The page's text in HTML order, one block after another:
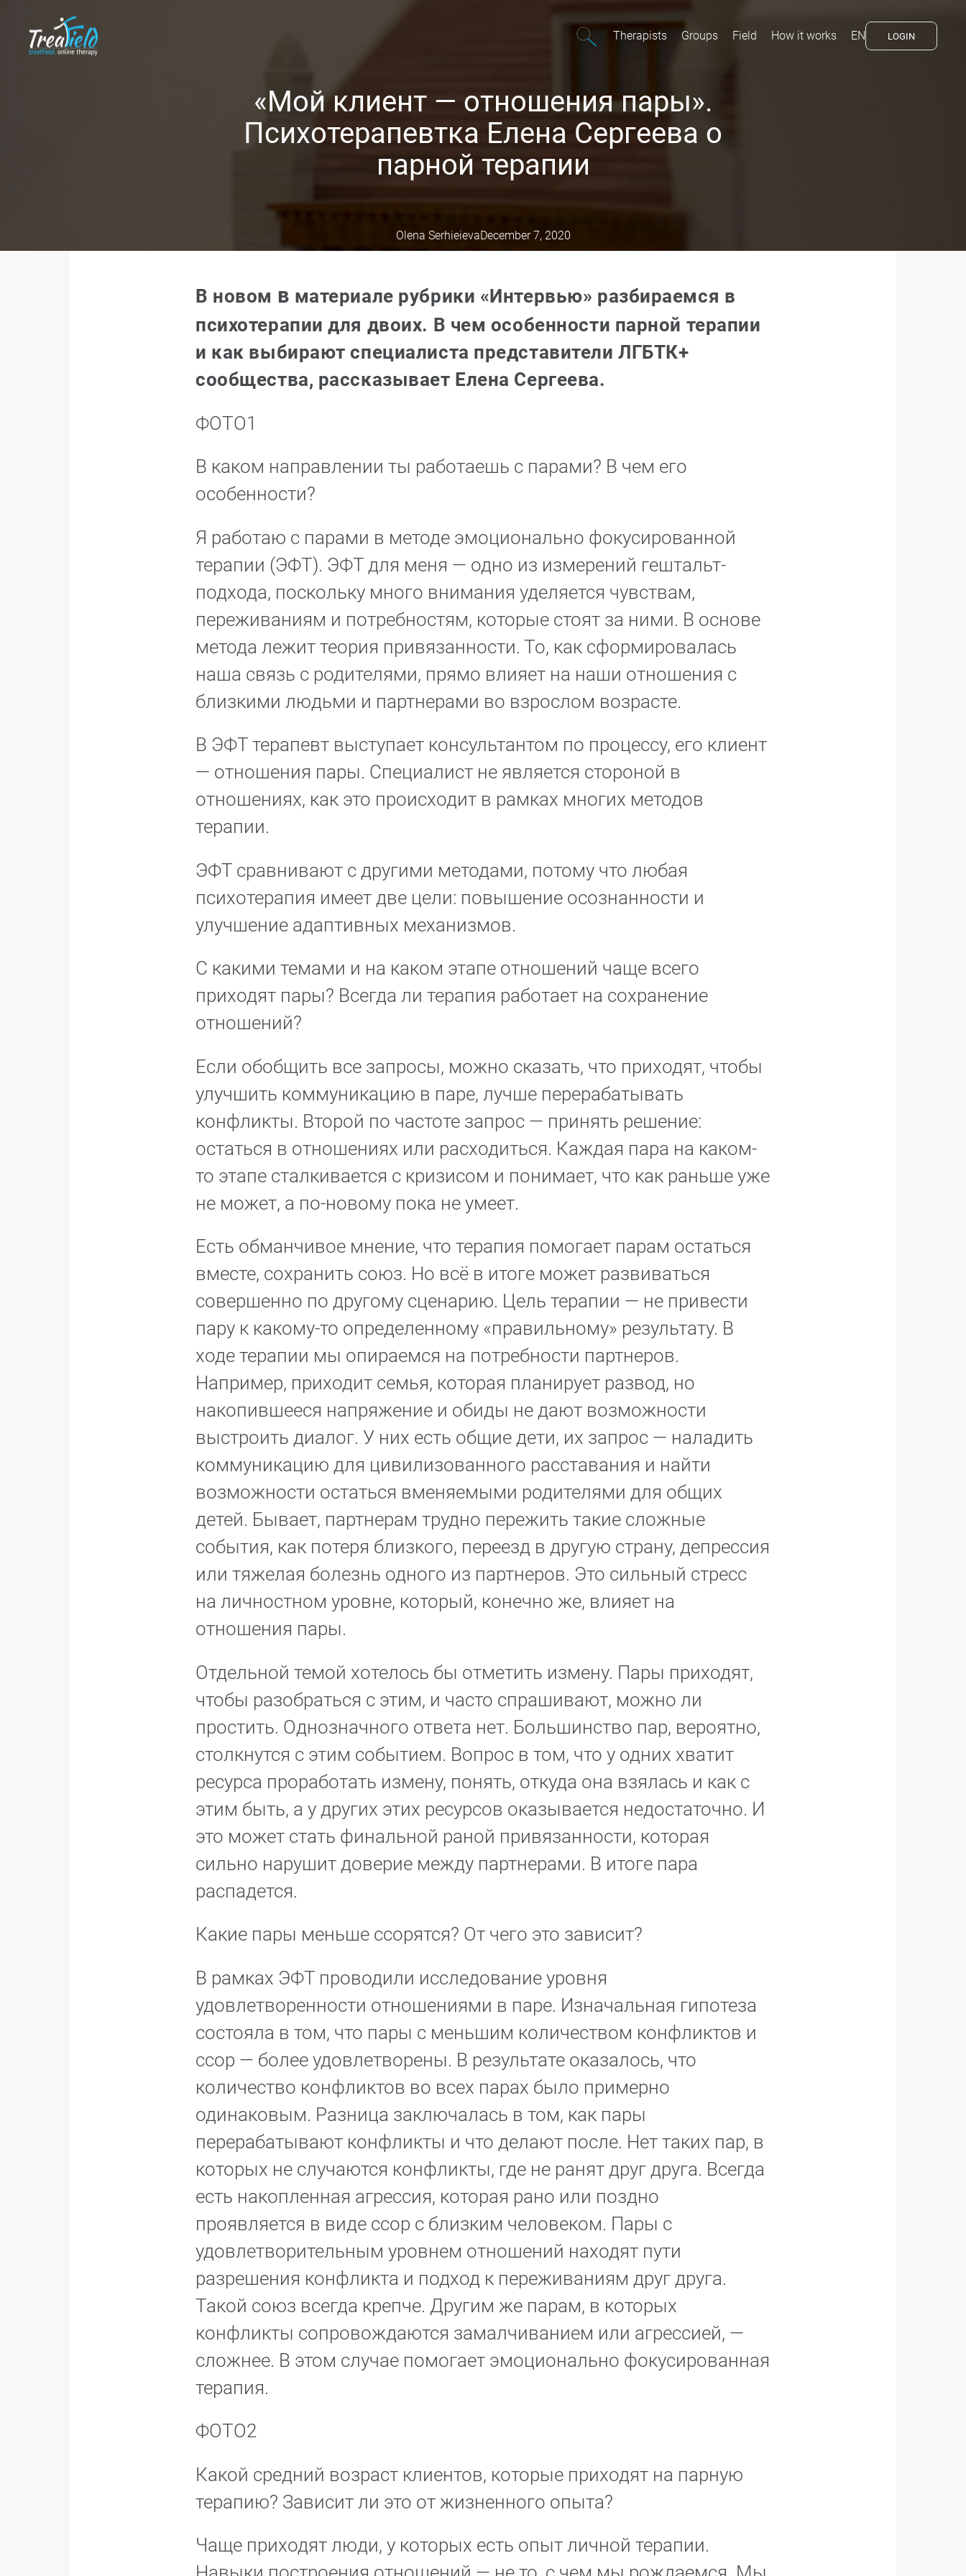
Therapists Groups Field How it works EN LOGIN
«Мой клиент — отношения пары».
Психотерапевтка Елена Сергеева о
парной терапии
Olena SerhieievaDecember 7, 2020
В новом в материале рубрики «Интервью» разбираемся в
психотерапии для двоих. В чем особенности парной терапии
и как выбирают специалиста представители ЛГБТК+
сообщества, рассказывает Елена Сергеева.
ФОТО1
В каком направлении ты работаешь с парами? В чем его
особенности?
Я работаю с парами в методе эмоционально фокусированной
терапии (ЭФТ). ЭФТ для меня — одно из измерений гештальт-
подхода, поскольку много внимания уделяется чувствам,
переживаниям и потребностям, которые стоят за ними. В основе
метода лежит теория привязанности. То, как сформировалась
наша связь с родителями, прямо влияет на наши отношения с
близкими людьми и партнерами во взрослом возрасте.
В ЭФТ терапевт выступает консультантом по процессу, его клиент
— отношения пары. Специалист не является стороной в
отношениях, как это происходит в рамках многих методов
терапии.
ЭФТ сравнивают с другими методами, потому что любая
психотерапия имеет две цели: повышение осознанности и
улучшение адаптивных механизмов.
С какими темами и на каком этапе отношений чаще всего
приходят пары? Всегда ли терапия работает на сохранение
отношений?
Если обобщить все запросы, можно сказать, что приходят, чтобы
улучшить коммуникацию в паре, лучше перерабатывать
конфликты. Второй по частоте запрос — принять решение:
остаться в отношениях или расходиться. Каждая пара на каком-
то этапе сталкивается с кризисом и понимает, что как раньше уже
не может, а по-новому пока не умеет.
Есть обманчивое мнение, что терапия помогает парам остаться
вместе, сохранить союз. Но всё в итоге может развиваться
совершенно по другому сценарию. Цель терапии — не привести
пару к какому-то определенному «правильному» результату. В
ходе терапии мы опираемся на потребности партнеров.
Например, приходит семья, которая планирует развод, но
накопившееся напряжение и обиды не дают возможности
выстроить диалог. У них есть общие дети, их запрос — наладить
коммуникацию для цивилизованного расставания и найти
возможности остаться вменяемыми родителями для общих
детей. Бывает, партнерам трудно пережить такие сложные
события, как потеря близкого, переезд в другую страну, депрессия
или тяжелая болезнь одного из партнеров. Это сильный стресс
на личностном уровне, который, конечно же, влияет на
отношения пары.
Отдельной темой хотелось бы отметить измену. Пары приходят,
чтобы разобраться с этим, и часто спрашивают, можно ли
простить. Однозначного ответа нет. Большинство пар, вероятно,
столкнутся с этим событием. Вопрос в том, что у одних хватит
ресурса проработать измену, понять, откуда она взялась и как с
этим быть, а у других этих ресурсов оказывается недостаточно. И
это может стать финальной раной привязанности, которая
сильно нарушит доверие между партнерами. В итоге пара
распадется.
Какие пары меньше ссорятся? От чего это зависит?
В рамках ЭФТ проводили исследование уровня
удовлетворенности отношениями в паре. Изначальная гипотеза
состояла в том, что пары с меньшим количеством конфликтов и
ссор — более удовлетворены. В результате оказалось, что
количество конфликтов во всех парах было примерно
одинаковым. Разница заключалась в том, как пары
перерабатывают конфликты и что делают после. Нет таких пар, в
которых не случаются конфликты, где не ранят друг друга. Всегда
есть накопленная агрессия, которая рано или поздно
проявляется в виде ссор с близким человеком. Пары с
удовлетворительным уровнем отношений находят пути
разрешения конфликта и подход к переживаниям друг друга.
Такой союз всегда крепче. Другим же парам, в которых
конфликты сопровождаются замалчиванием или агрессией, —
сложнее. В этом случае помогает эмоционально фокусированная
терапия.
ФОТО2
Какой средний возраст клиентов, которые приходят на парную
терапию? Зависит ли это от жизненного опыта?
Чаще приходят люди, у которых есть опыт личной терапии.